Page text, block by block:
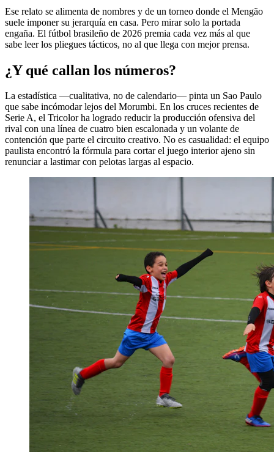
Ese relato se alimenta de nombres y de un torneo donde el Mengão
suele imponer su jerarquía en casa. Pero mirar solo la portada
engaña. El fútbol brasileño de 2026 premia cada vez más al que
sabe leer los pliegues tácticos, no al que llega con mejor prensa.
¿Y qué callan los números?
La estadística —cualitativa, no de calendario— pinta un Sao Paulo
que sabe incómodar lejos del Morumbi. En los cruces recientes de
Serie A, el Tricolor ha logrado reducir la producción ofensiva del
rival con una línea de cuatro bien escalonada y un volante de
contención que parte el circuito creativo. No es casualidad: el equipo
paulista encontró la fórmula para cortar el juego interior ajeno sin
renunciar a lastimar con pelotas largas al espacio.